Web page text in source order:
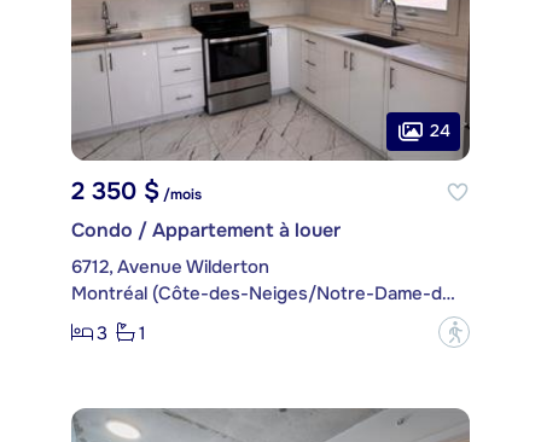
24
2 350 $/mois
Condo / Appartement à louer
6712, Avenue Wilderton
Montréal (Côte-des-Neiges/Notre-Dame-de-Grâce)
3
1 ?